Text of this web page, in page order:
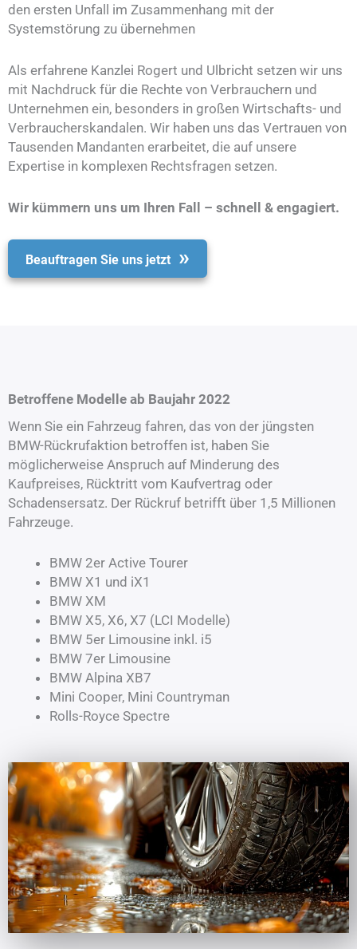
den ersten Unfall im Zusammenhang mit der
Systemstörung zu übernehmen
Als erfahrene Kanzlei Rogert und Ulbricht setzen wir uns
mit Nachdruck für die Rechte von Verbrauchern und
Unternehmen ein, besonders in großen Wirtschafts- und
Verbraucherskandalen. Wir haben uns das Vertrauen von
Tausenden Mandanten erarbeitet, die auf unsere
Expertise in komplexen Rechtsfragen setzen.
Wir kümmern uns um Ihren Fall – schnell & engagiert.
Beauftragen Sie uns jetzt
Betroffene Modelle ab Baujahr 2022
Wenn Sie ein Fahrzeug fahren, das von der jüngsten
BMW-Rückrufaktion betroffen ist, haben Sie
möglicherweise Anspruch auf Minderung des
Kaufpreises, Rücktritt vom Kaufvertrag oder
Schadensersatz. Der Rückruf betrifft über 1,5 Millionen
Fahrzeuge.
BMW 2er Active Tourer
BMW X1 und iX1
BMW XM
BMW X5, X6, X7 (LCI Modelle)
BMW 5er Limousine inkl. i5
BMW 7er Limousine
BMW Alpina XB7
Mini Cooper, Mini Countryman
Rolls-Royce Spectre